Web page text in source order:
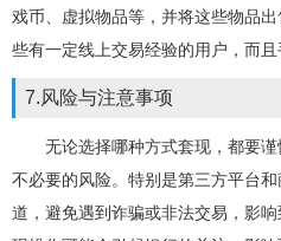
戏币、虚拟物品等，并将这些物品
些有一定线上交易经验的用户，而且
7.风险与注意事项
无论选择哪种方式套现，都要
不必要的风险。特别是第三方平台
道，避免遇到诈骗或非法交易，影